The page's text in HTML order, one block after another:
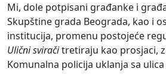
Mi, dole potpisani građanke i
Skupštine grada Beograda, kao i
institucija, promenu postojeće
Ulični sviračitretiraju kao prosjaci,
Komunalna policija uklanja sa